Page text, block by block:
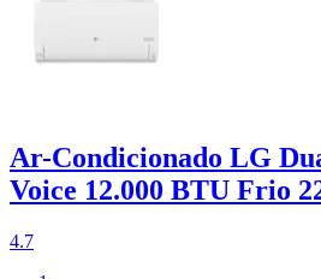
Ar-Condicionado LG
Voice 12.000 BTU Frio
4.7